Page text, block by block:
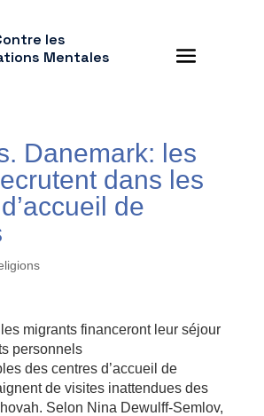
les
Mentales
Danemark: les
dans les
de
migrants financeront leur séjour
personnels
des centres d’accueil de
de visites inattendues des
Selon Nina Dewulff-Semlov,